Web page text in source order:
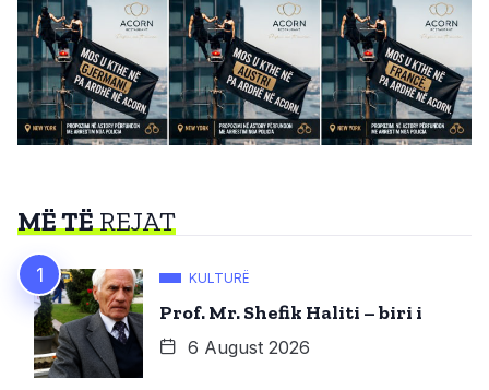
MË TËREJAT
KULTURË
Prof. Mr. Shefik Haliti – biri i
6 August 2026